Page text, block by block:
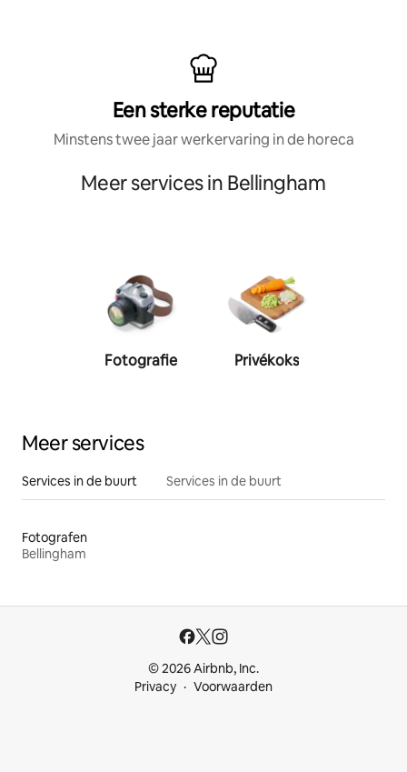
Een sterke reputatie
Minstens twee jaar werkervaring in de horeca
Meer services in Bellingham
Fotografie Privékoks
Meer services
Services in de buurt Services in de buurt
Fotografen
Bellingham
© 2026 Airbnb, Inc.
Privacy
Voorwaarden